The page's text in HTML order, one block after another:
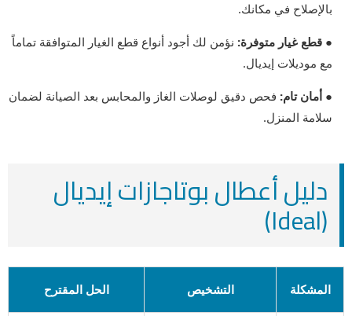
بالإصلاح في مكانك.
● قطع غيار متوفرة: نؤمن لك أجود أنواع قطع الغيار المتوافقة تماماً
مع موديلات إيديال.
● أمان تام: فحص دقيق لوصلات الغاز والمحابس بعد الصيانة لضمان
سلامة المنزل.
دليل أعطال بوتاجازات إيديال
(Ideal)
المشكلة التشخيص الحل المقترح